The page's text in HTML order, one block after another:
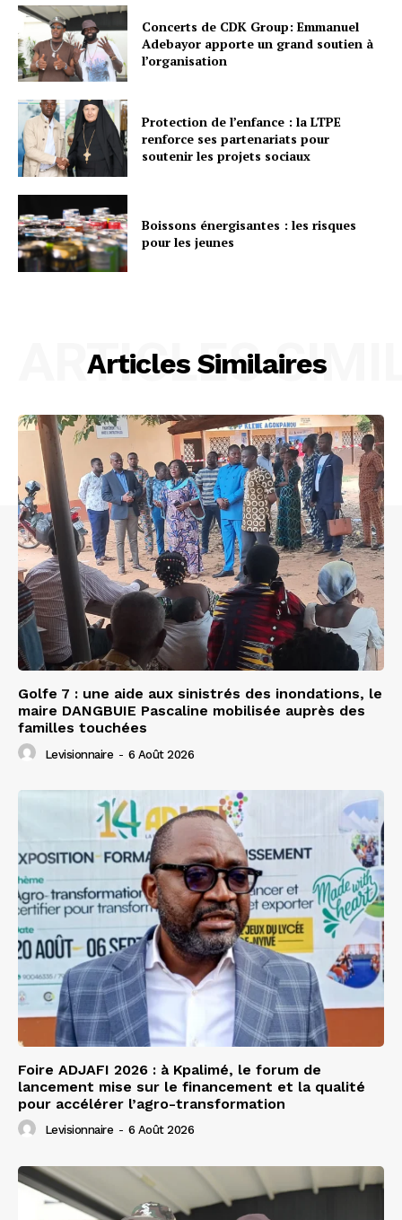
Concerts de CDK Group: Emmanuel
Adebayor apporte un grand soutien à
l’organisation
Protection de l’enfance : la LTPE
renforce ses partenariats pour
soutenir les projets sociaux
Boissons énergisantes : les risques
pour les jeunes
Articles Similaires
ARTICLES
Golfe 7 : une aide aux sinistrés des inondations, le
maire DANGBUIE Pascaline mobilisée auprès des
familles touchées
Levisionnaire - 6 Août 2026
Foire ADJAFI 2026 : à Kpalimé, le forum de
lancement mise sur le financement et la qualité
pour accélérer l’agro-transformation
Levisionnaire - 6 Août 2026